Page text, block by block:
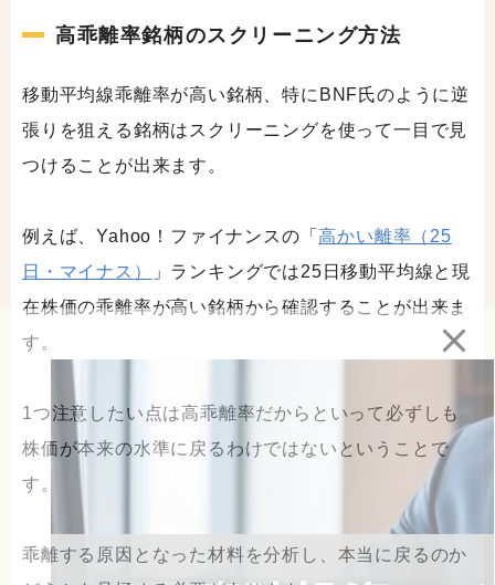
高乖離率銘柄のスクリーニング方法
移動平均線乖離率が高い銘柄、特にBNF氏のように逆
張りを狙える銘柄はスクリーニングを使って一目で見
つけることが出来ます。
例えば、Yahoo！ファイナンスの「高かい離率（25
日・マイナス）
」ランキングでは25日移動平均線と現
在株価の乖離率が高い銘柄から確認することが出来ま
す。
1つ注意したい点は高乖離率だからといって必ずしも
株価が本来の水準に戻るわけではないということで
す。
乖離する原因となった材料を分析し、本当に戻るのか